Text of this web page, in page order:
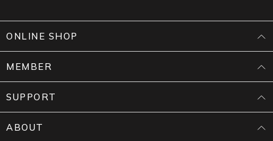
ONLINE SHOP
MEMBER
SUPPORT
ABOUT